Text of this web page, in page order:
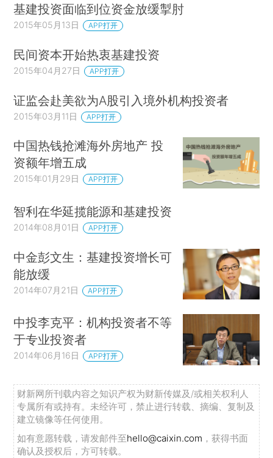
基建投资面临到位资金放缓掣肘
2015年05月13日 APP打开
民间资本开始热衷基建投资
2015年04月27日 APP打开
证监会赴美欲为A股引入境外机构投资者
2015年03月11日 APP打开
中国热钱抢滩海外房地产 投
资额年增五成
2015年01月29日 APP打开
智利在华延揽能源和基建投资
2014年08月01日 APP打开
中金彭文生：基建投资增长可
能放缓
2014年07月21日 APP打开
中投李克平：机构投资者不等
于专业投资者
2014年06月16日 APP打开
财新网所刊载内容之知识产权为财新传媒及/或相关权利人
专属所有或持有。未经许可，禁止进行转载、摘编、复制及
建立镜像等任何使用。
如有意愿转载，请发邮件至hello@caixin.com ，获得书面
确认及授权后，方可转载。